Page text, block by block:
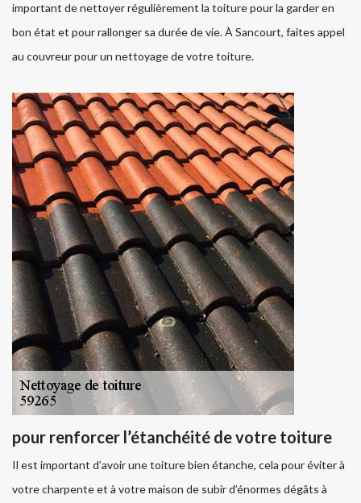
important de nettoyer régulièrement la toiture pour la garder en
bon état et pour rallonger sa durée de vie. À Sancourt, faites appel
au couvreur pour un nettoyage de votre toiture.
pour renforcer l’étanchéité de votre toiture
Il est important d’avoir une toiture bien étanche, cela pour éviter à
votre charpente et à votre maison de subir d’énormes dégâts à